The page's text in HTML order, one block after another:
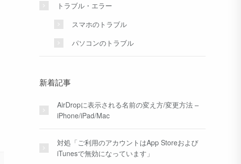
トラブル・エラー
スマホのトラブル
パソコンのトラブル
新着記事
AirDropに表示される名前の変え方/変更方法 –
iPhone/iPad/Mac
対処「ご利用のアカウントはApp Storeおよび
iTunesで無効になっています」